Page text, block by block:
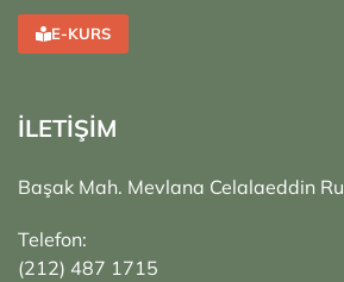
E-KURS
İLETİŞİM
Başak Mah. Mevlana Celalaeddin
Telefon:
(212) 487 1715